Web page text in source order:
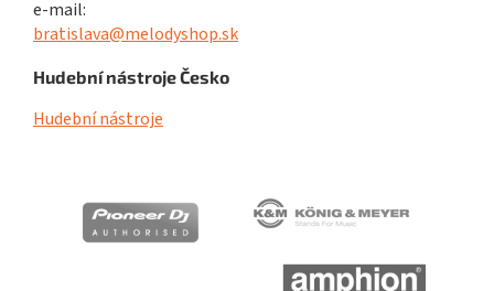
e-mail:
bratislava@melodyshop.sk
Hudební nástroje Česko
Hudební nástroje